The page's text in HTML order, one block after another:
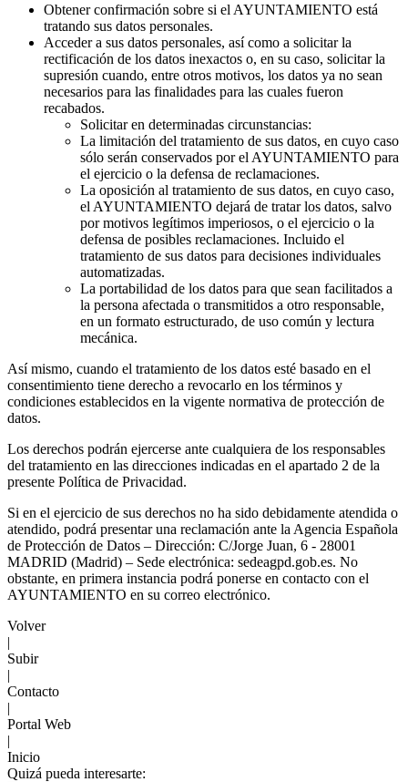
Obtener confirmación sobre si el AYUNTAMIENTO está
tratando sus datos personales.
Acceder a sus datos personales, así como a solicitar la
rectificación de los datos inexactos o, en su caso, solicitar la
supresión cuando, entre otros motivos, los datos ya no sean
necesarios para las finalidades para las cuales fueron
recabados.
Solicitar en determinadas circunstancias:
La limitación del tratamiento de sus datos, en cuyo caso
sólo serán conservados por el AYUNTAMIENTO para
el ejercicio o la defensa de reclamaciones.
La oposición al tratamiento de sus datos, en cuyo caso,
el AYUNTAMIENTO dejará de tratar los datos, salvo
por motivos legítimos imperiosos, o el ejercicio o la
defensa de posibles reclamaciones. Incluido el
tratamiento de sus datos para decisiones individuales
automatizadas.
La portabilidad de los datos para que sean facilitados a
la persona afectada o transmitidos a otro responsable,
en un formato estructurado, de uso común y lectura
mecánica.
Así mismo, cuando el tratamiento de los datos esté basado en el
consentimiento tiene derecho a revocarlo en los términos y
condiciones establecidos en la vigente normativa de protección de
datos.
Los derechos podrán ejercerse ante cualquiera de los responsables
del tratamiento en las direcciones indicadas en el apartado 2 de la
presente Política de Privacidad.
Si en el ejercicio de sus derechos no ha sido debidamente atendida o
atendido, podrá presentar una reclamación ante la Agencia Española
de Protección de Datos – Dirección: C/Jorge Juan, 6 - 28001
MADRID (Madrid) – Sede electrónica: sedeagpd.gob.es. No
obstante, en primera instancia podrá ponerse en contacto con el
AYUNTAMIENTO en su correo electrónico.
Volver
|
Subir
|
Contacto
|
Portal Web
|
Inicio
Quizá pueda interesarte: